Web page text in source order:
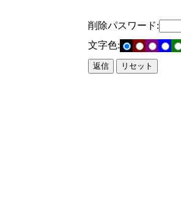
削除パスワード:
文字色: